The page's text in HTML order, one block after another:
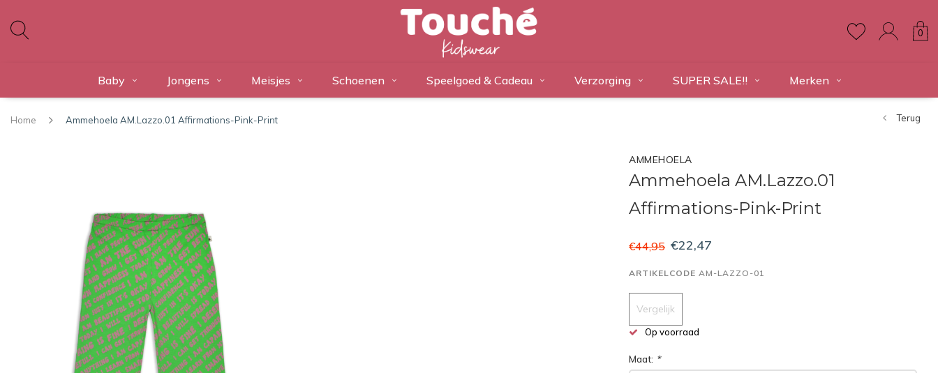
0
Baby Jongens Meisjes Schoenen Speelgoed & Cadeau Verzorging SUPER SALE!! Merken
Home Ammehoela AM.Lazzo.01 Affirmations-Pink-Print Terug
AMMEHOELA
Ammehoela AM.Lazzo.01
Affirmations-Pink-Print
€44,95 €22,47
ARTIKELCODE AM-LAZZO-01
Vergelijk
Op voorraad
Maat: *